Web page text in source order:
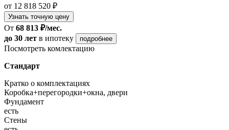
от 12 818 520 ₽
Узнать точную цену
От 68 813 ₽/мес.
до 30 лет в ипотеку подробнее
Посмотреть комлектацию
Стандарт
Кратко о комплектациях
Коробка+перегородки+окна, двери
Фундамент
есть
Стены